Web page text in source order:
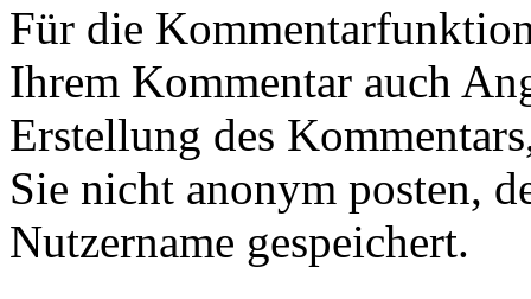
Für die
Ihrem Kommentar auch
Erstellung des
Sie nicht anonym posten,
Nutzername gespeichert.